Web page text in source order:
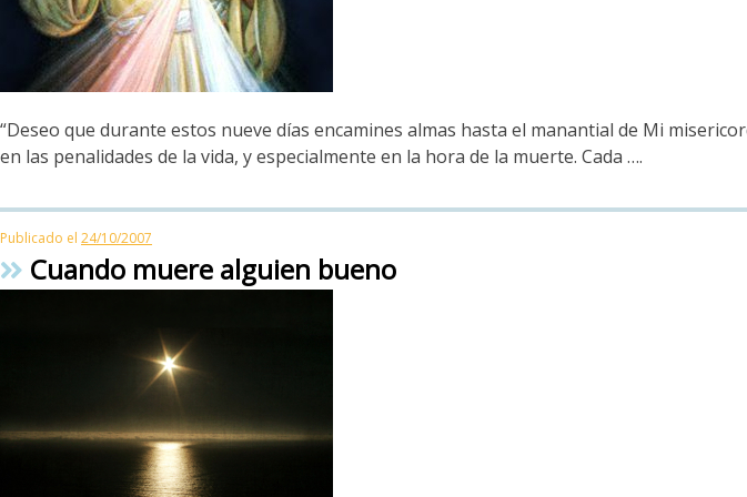
“Deseo que durante estos nueve días encamines almas hasta el manantial de Mi
en las penalidades de la vida, y especialmente en la hora de la muerte. Cada ….
Publicado el 24/10/2007
Cuando muere alguien bueno